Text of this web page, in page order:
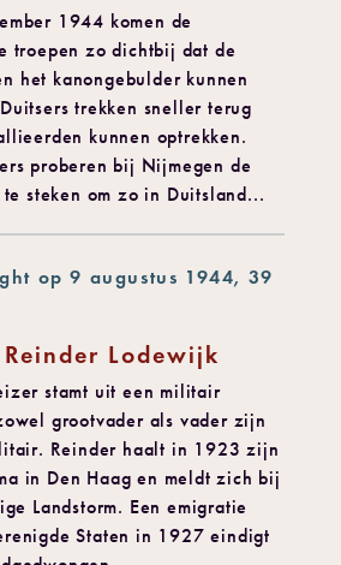
1944 komen de
troepen zo dichtbij dat de
het kanongebulder kunnen
trekken sneller terug
kunnen optrekken.
proberen bij Nijmegen de
steken om zo in Duitsland...
op 9 augustus 1944, 39
Lodewijk
stamt uit een militair
grootvader als vader zijn
Reinder haalt in 1923 zijn
in Den Haag en meldt zich bij
Landstorm. Een emigratie
Staten in 1927 eindigt